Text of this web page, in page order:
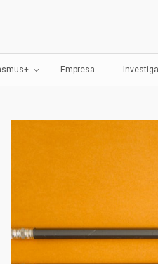
Principado de
Empresa